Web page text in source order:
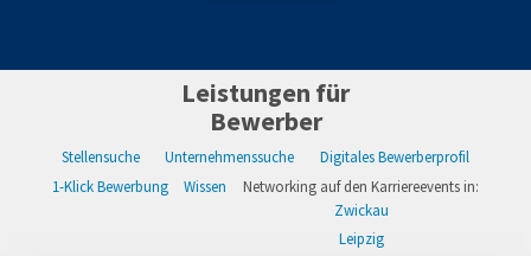
Leistungen für
Bewerber
Stellensuche Unternehmenssuche
Digitales Bewerberprofil
1-Klick Bewerbung
Wissen
Networking auf den Karriereevents in:
Zwickau
Leipzig